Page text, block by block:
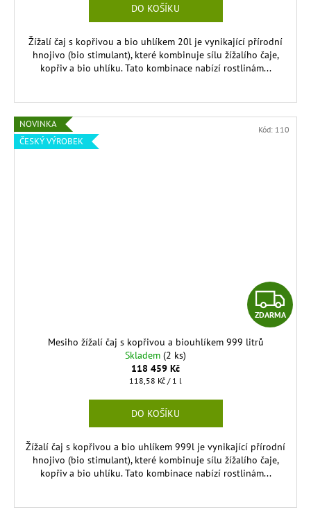
DO KOŠÍKU
Žížalí čaj s kopřivou a bio uhlíkem 20l je vynikající přírodní
hnojivo (bio stimulant), které kombinuje sílu žížalího čaje,
kopřiv a bio uhlíku. Tato kombinace nabízí rostlinám...
NOVINKA
ČESKÝ VÝROBEK
Z
D
A
ZDARMA
Mesiho žížalí čaj s kopřivou a biouhlíkem 999 litrů
Skladem (2 ks)
118 459 Kč
Měrná
118,58 Kč / 1 l
DO KOŠÍKU
Žížalí čaj s kopřivou a bio uhlíkem 999l je vynikající přírodní
hnojivo (bio stimulant), které kombinuje sílu žížalího čaje,
kopřiv a bio uhlíku. Tato kombinace nabízí rostlinám...
Kód: 110